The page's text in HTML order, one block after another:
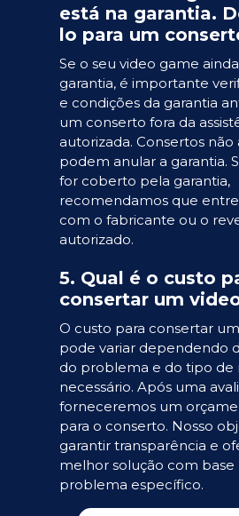
está na garantia.
lo para um
Se o seu video game
garantia, é importante
e condições da garantia
um conserto fora da
autorizada. Consertos não
podem anular a garantia.
for coberto pela garantia,
recomendamos que
com o fabricante ou o
autorizado.
5. Qual é o custo
consertar um
O custo para consertar
pode variar dependendo
do problema e do tipo de
necessário. Após uma
forneceremos um
para o conserto. Nosso
garantir transparência e
melhor solução com base
problema específico.